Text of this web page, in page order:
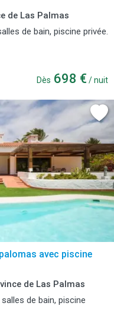
de Las Palmas
de bain, piscine privée.
Dès 698 € / nuit
avec piscine
de Las Palmas
de bain, piscine